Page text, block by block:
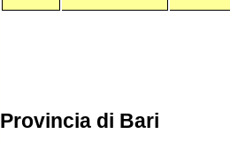
Provincia di Bari